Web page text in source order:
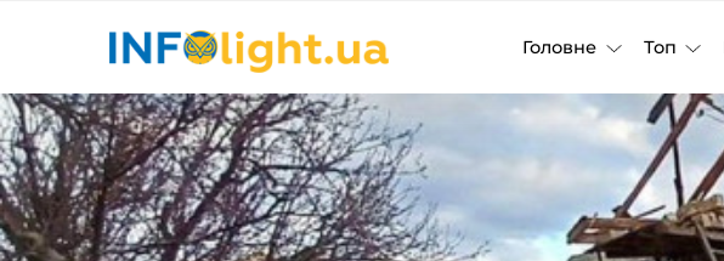
Головне Топ